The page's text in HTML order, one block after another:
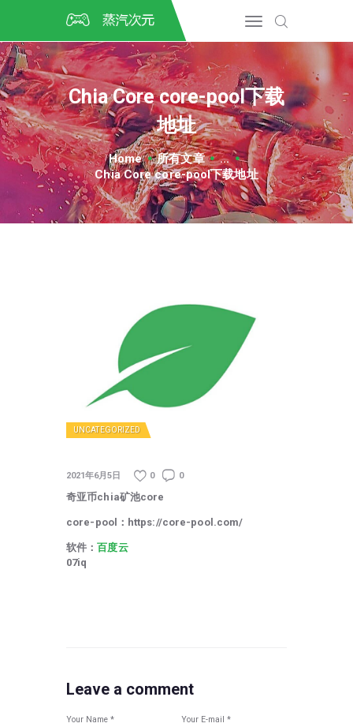
Chia Core core-pool下载
地址
Home 所有文章
...
Chia Core core-pool下载地址
CSGO开箱
DOTA2开箱
开箱教程
CSGO/DOTA2/绝地求生第
三方开箱
COSPLAY
CSGO音乐盒
CSGO手套
UNCATEGORIZED
2021年6月5日 0 0
奇亚币chia矿池core
core-pool：https://core-pool.com/
软件：百度云
07iq
Leave a comment